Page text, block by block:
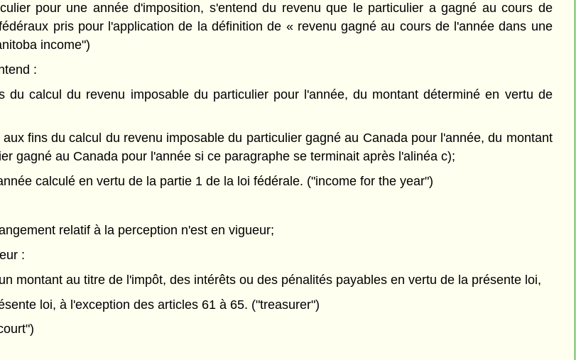
pour une année d'imposition, s'entend du revenu que le particulier a gagné au cours de
pris pour l'application de la définition de « revenu gagné au cours de l'année dans une
income")
:
calcul du revenu imposable du particulier pour l'année, du montant déterminé en vertu de
fins du calcul du revenu imposable du particulier gagné au Canada pour l'année, du montant
gagné au Canada pour l'année si ce paragraphe se terminait après l'alinéa c);
calculé en vertu de la partie 1 de la loi fédérale. ("income for the year")
relatif à la perception n'est en vigueur;
:
montant au titre de l'impôt, des intérêts ou des pénalités payables en vertu de la présente loi,
loi, à l'exception des articles 61 à 65. ("treasurer")